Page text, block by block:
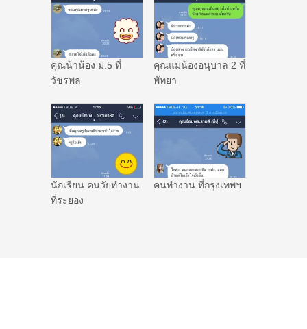
คุณน้าน้อง ม.5 ที่
วัชรพล
คุณแม่น้องอนุบาล 2 ที่
พัทยา
นักเรียน คนวัยทำงาน
ที่ระยอง
คนทำงาน ที่กรุงเทพฯ